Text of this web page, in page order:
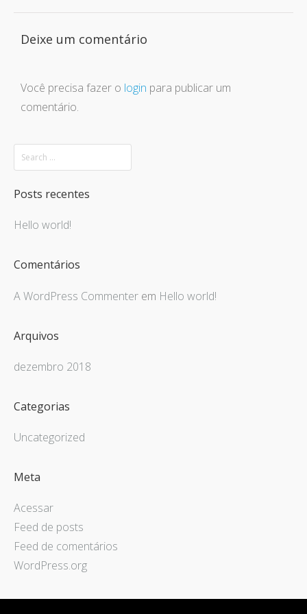
Deixe um comentário
Você precisa fazer o login para publicar um
comentário.
Posts recentes
Hello world!
Comentários
A WordPress Commenter em Hello world!
Arquivos
dezembro 2018
Categorias
Uncategorized
Meta
Acessar
Feed de posts
Feed de comentários
WordPress.org